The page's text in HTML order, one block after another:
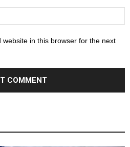
in this browser for the next